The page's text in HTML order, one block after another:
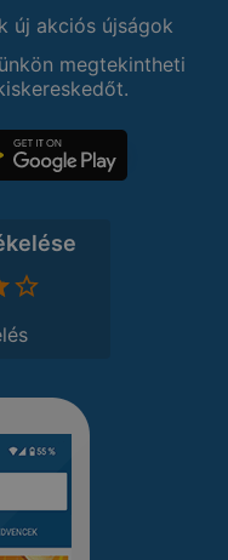
új akciós újságok
megtekintheti